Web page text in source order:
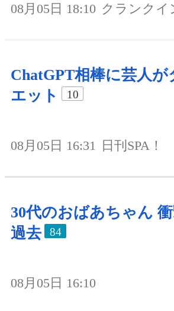
08月05日 18:10 クランクイ
ChatGPT相棒に芸人が
エット
10
08月05日 16:31 日刊SPA！
30代のおばあちゃん
過去
84
08月05日 16:10